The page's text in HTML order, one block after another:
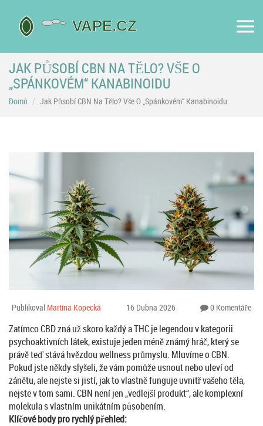
JAK PŮSOBÍ CBN NA TĚLO? VŠE O
„SPÁNKOVÉM“ KANABINOIDU
Domů Jak Působí CBN Na Tělo? Vše O „spánkovém“ Kanabinoidu
Publikoval Martina Kopecká 16 Dubna 2026 0 Komentáře
Zatímco CBD zná už skoro každý a THC je legendou v kategorii
psychoaktivních látek, existuje jeden méně známý hráč, který se
právě teď stává hvězdou wellness průmyslu. Mluvíme o CBN.
Pokud jste někdy slyšeli, že vám pomůže usnout nebo uleví od
zánětu, ale nejste si jistí, jak to vlastně funguje uvnitř vašeho těla,
nejste v tom sami. CBN není jen „vedlejší produkt“, ale komplexní
molekula s vlastním unikátním působením.
Klíčové body pro rychlý přehled: